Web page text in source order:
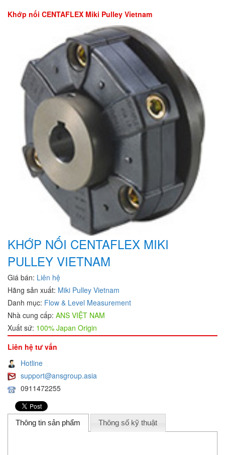
Khớp nối CENTAFLEX Miki Pulley Vietnam
KHỚP NỐI CENTAFLEX MIKI
PULLEY VIETNAM
Giá bán: Liên hệ
Hãng sản xuất: Miki Pulley Vietnam
Danh mục: Flow & Level Measurement
Nhà cung cấp: ANS VIỆT NAM
Xuất sứ: 100% Japan Origin
Liên hệ tư vấn
Hotline
support@ansgroup.asia
0911472255
Thông tin sản phẩm Thông số kỹ thuật